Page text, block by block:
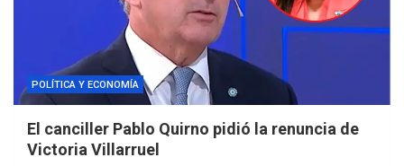
POLÍTICA Y ECONOMÍA
El canciller Pablo Quirno pidió la renuncia de
Victoria Villarruel